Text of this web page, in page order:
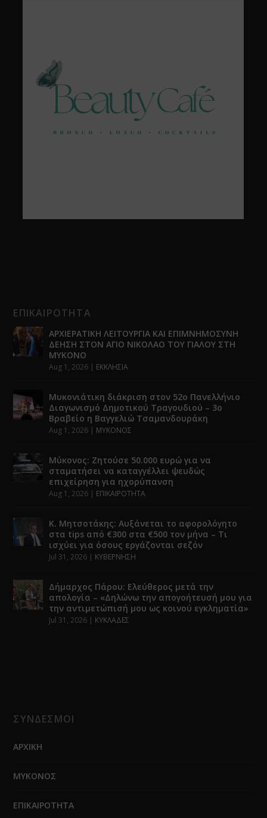
ΕΠΙΚΑΙΡΟΤΗΤΑ
ΑΡΧΙΕΡΑΤΙΚΗ ΛΕΙΤΟΥΡΓΙΑ ΚΑΙ ΕΠΙΜΝΗΜΟΣΥΝΗ
ΔΕΗΣΗ ΣΤΟΝ ΑΓΙΟ ΝΙΚΟΛΑΟ ΤΟΥ ΓΙΑΛΟΥ ΣΤΗ
ΜΥΚΟΝΟ
Aug 1, 2026 | ΕΚΚΛΗΣΙΑ
Μυκονιάτικη διάκριση στον 52ο Πανελλήνιο
Διαγωνισμό Δημοτικού Τραγουδιού – 3ο
Βραβείο η Βαγγελιώ Τσαμανδουράκη
Aug 1, 2026 | ΜΥΚΟΝΟΣ
Μύκονος: Ζητούσε 50.000 ευρώ για να
σταματήσει να καταγγέλλει ψευδώς
επιχείρηση για ηχορύπανση
Aug 1, 2026 | ΕΠΙΚΑΙΡΟΤΗΤΑ
Κ. Μητσοτάκης: Αυξάνεται το αφορολόγητο
στα tips από €300 στα €500 τον μήνα – Τι
ισχύει για όσους εργάζονται σεζόν
Jul 31, 2026 | ΚΥΒΕΡΝΗΣΗ
Δήμαρχος Πάρου: Ελεύθερος μετά την
απολογία – «Δηλώνω την απογοήτευσή μου για
την αντιμετώπισή μου ως κοινού εγκληματία»
Jul 31, 2026 | ΚΥΚΛΑΔΕΣ
ΣΥΝΔΕΣΜΟΙ
ΑΡΧΙΚΗ
ΜΥΚΟΝΟΣ
ΕΠΙΚΑΙΡΟΤΗΤΑ